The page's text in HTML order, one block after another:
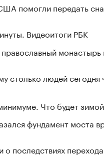
помогли передать
Видеоитоги РБК
монастырь
столько людей сегодня
Что будет зимой
фундамент моста
о последствиях